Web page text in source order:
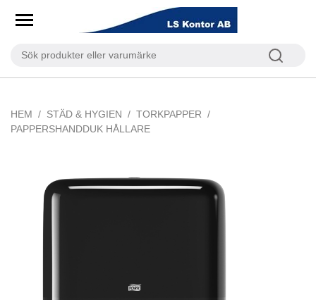
HEM STÄD & HYGIEN
TORKPAPPER
PAPPERSHANDDUK HÅLLARE